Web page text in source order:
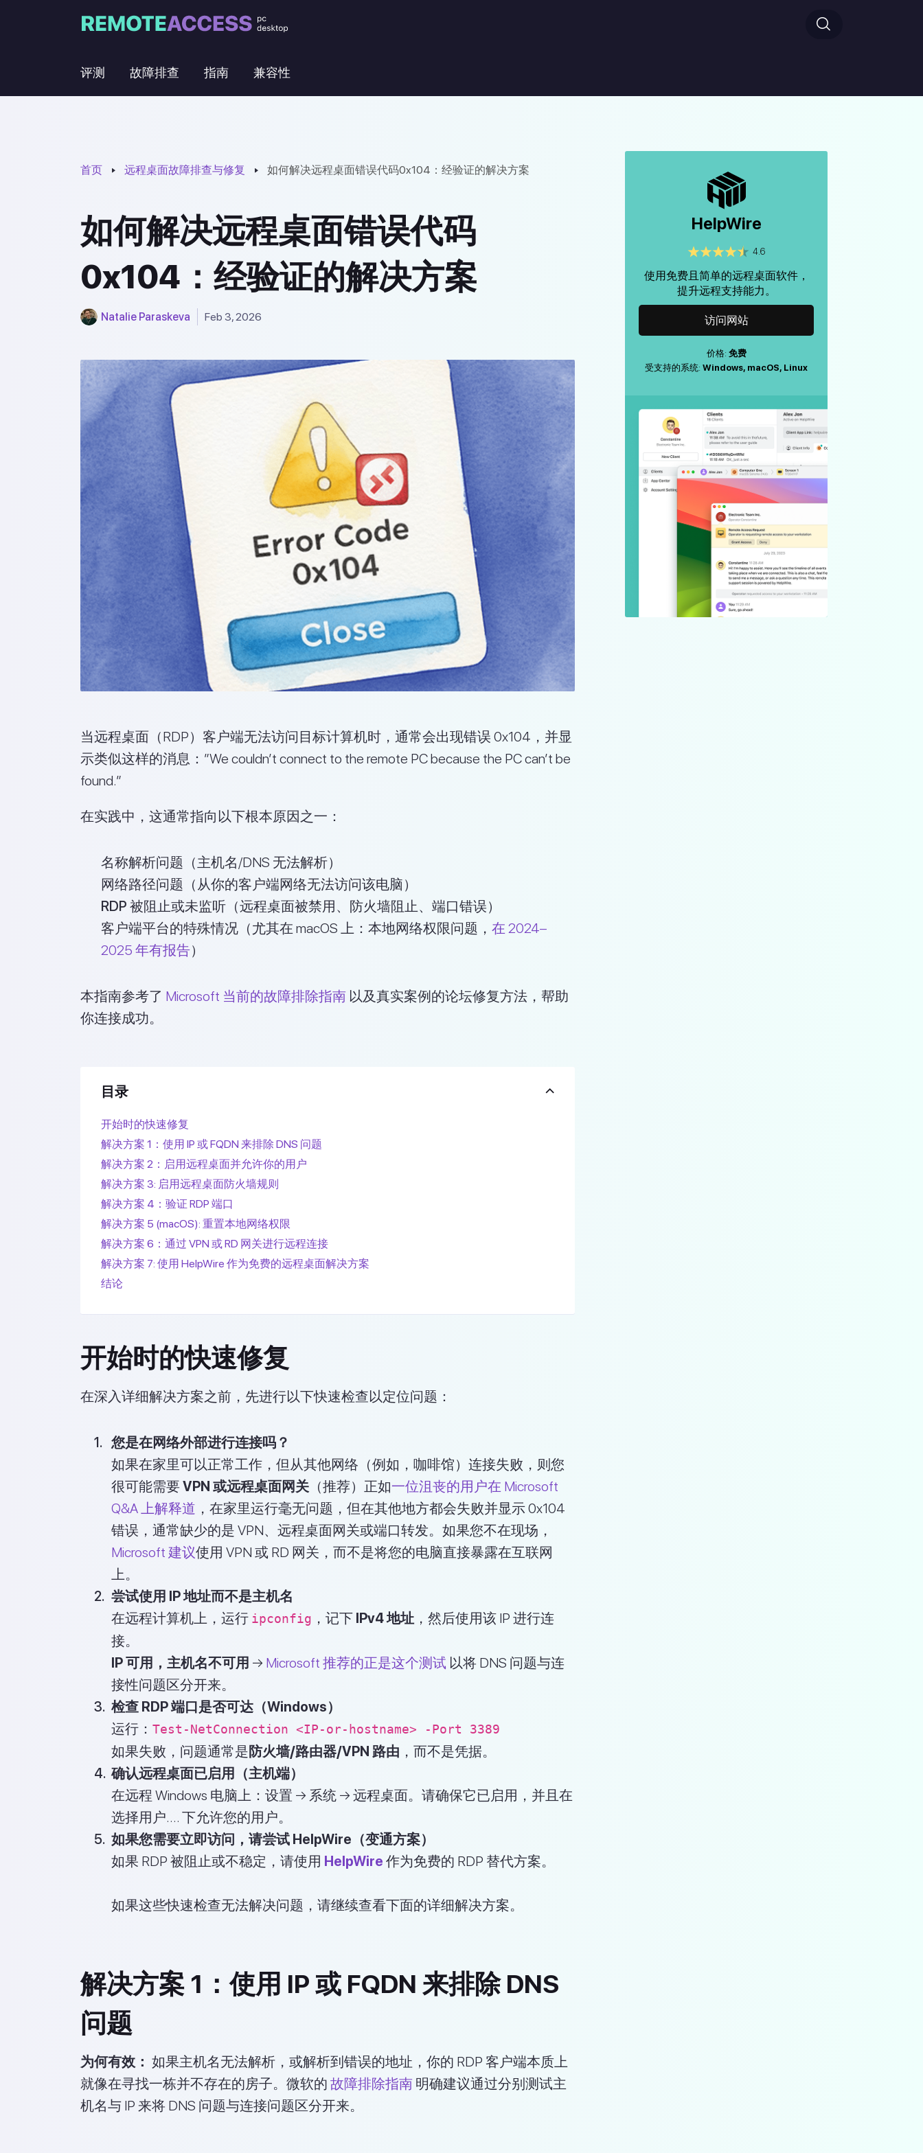
评测 故障排查 指南 兼容性
首页 远程桌面故障排查与修复 如何解决远程桌面错误代码0x104：经验证的解决方案
如何解决远程桌面错误代码
0x104：经验证的解决方案
Natalie Paraskeva Feb 3, 2026
当远程桌面（RDP）客户端无法访问目标计算机时，通常会出现错误 0x104，并显
示类似这样的消息：”We couldn’t connect to the remote PC because the PC can’t be
found.”
在实践中，这通常指向以下根本原因之一：
名称解析问题 （主机名/DNS 无法解析）
网络路径问题 （从你的客户端网络无法访问该电脑）
RDP 被阻止或未监听 （远程桌面被禁用、防火墙阻止、端口错误）
客户端平台的特殊情况 （尤其在 macOS 上：本地网络权限问题， 在 2024–
2025 年有报告）
本指南参考了 Microsoft 当前的故障排除指南 以及真实案例的论坛修复方法，帮助
你连接成功。
目录
开始时的快速修复
解决方案 1：使用 IP 或 FQDN 来排除 DNS 问题
解决方案 2：启用远程桌面并允许你的用户
解决方案 3: 启用远程桌面防火墙规则
解决方案 4：验证 RDP 端口
解决方案 5 (macOS): 重置本地网络权限
解决方案 6：通过 VPN 或 RD 网关进行远程连接
解决方案 7: 使用 HelpWire 作为免费的远程桌面解决方案
结论
开始时的快速修复
在深入详细解决方案之前，先进行以下快速检查以定位问题：
您是在网络外部进行连接吗？
如果在家里可以正常工作，但从其他网络（例如，咖啡馆）连接失败，则您
很可能需要VPN 或远程桌面网关 （推荐）正如一位沮丧的用户在 Microsoft
Q&A 上解释道 ，在家里运行毫无问题，但在其他地方都会失败并显示 0x104
错误，通常缺少的是 VPN、远程桌面网关或端口转发。如果您不在现场，
Microsoft 建议使用 VPN 或 RD 网关，而不是将您的电脑直接暴露在互联网
上。
尝试使用 IP 地址而不是主机名
在远程计算机上，运行 ipconfig ，记下 IPv4 地址 ，然后使用该 IP 进行连
接。
IP 可用，主机名不可用 → Microsoft 推荐的正是这个测试 以将 DNS 问题与连
接性问题区分开来。
检查 RDP 端口是否可达（Windows）
运行： Test-NetConnection <IP-or-hostname> -Port 3389
如果失败，问题通常是防火墙/路由器/VPN 路由 ，而不是凭据。
确认远程桌面已启用（主机端）
在远程 Windows 电脑上：设置 → 系统 → 远程桌面。请确保它已启用，并且在
选择用户…. 下允许您的用户。
如果您需要立即访问，请尝试 HelpWire（变通方案）
如果 RDP 被阻止或不稳定，请使用 HelpWire 作为免费的 RDP 替代方案。
如果这些快速检查无法解决问题，请继续查看下面的详细解决方案。
解决方案 1：使用 IP 或 FQDN 来排除 DNS
问题
为何有效： 如果主机名无法解析，或解析到错误的地址，你的 RDP 客户端本质上
就像在寻找一栋并不存在的房子。微软的 故障排除指南 明确建议通过分别测试主
机名与 IP 来将 DNS 问题与连接问题区分开来。
HelpWire
4.6
使用免费且简单的远程桌面软件，
提升远程支持能力。
访问网站
价格: 免费
受支持的系统:Windows, macOS, Linux